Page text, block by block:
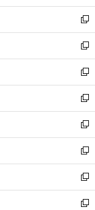
開
く
ウ
で
開
く
ン
ド
ウ
で
開
く
新
し
い
ウ
ィ
ン
ド
ウ
で
開
く
新
し
い
ウ
ィ
ン
ド
ウ
で
開
く
新
し
い
ウ
ィ
ン
ド
ウ
で
開
く
新
し
い
ウ
ィ
ン
ド
ウ
で
新
し
い
ウ
ィ
ン
ド
新
し
い
ウ
ィ
新
し
い
新